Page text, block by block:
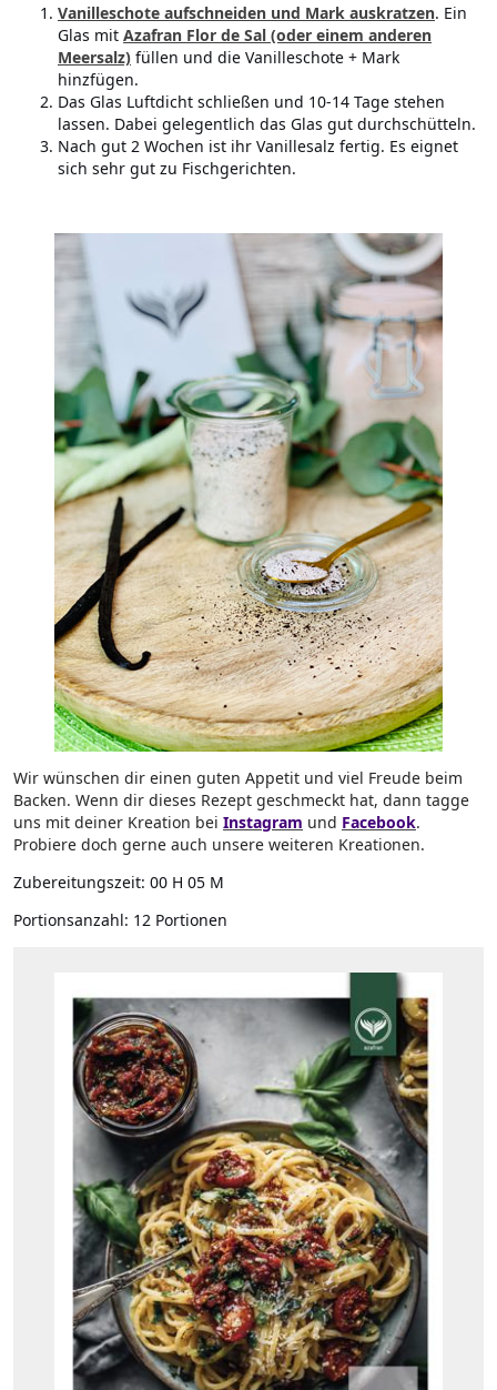
Vanilleschote aufschneiden und Mark auskratzen. Ein
Glas mit Azafran Flor de Sal (oder einem anderen
Meersalz) füllen und die Vanilleschote + Mark
hinzfügen.
Das Glas Luftdicht schließen und 10-14 Tage stehen
lassen. Dabei gelegentlich das Glas gut durchschütteln.
Nach gut 2 Wochen ist ihr Vanillesalz fertig. Es eignet
sich sehr gut zu Fischgerichten.
Wir wünschen dir einen guten Appetit und viel Freude beim
Backen. Wenn dir dieses Rezept geschmeckt hat, dann tagge
uns mit deiner Kreation bei Instagram und Facebook.
Probiere doch gerne auch unsere weiteren Kreationen.
Zubereitungszeit: 00 H 05 M
Portionsanzahl: 12 Portionen